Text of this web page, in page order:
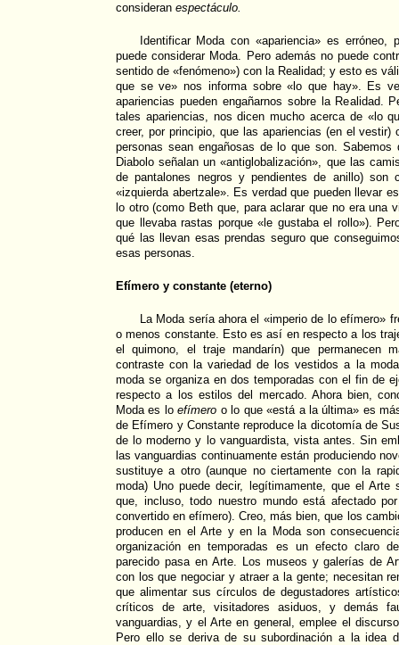
consideran espectáculo.
Identificar Moda con «apariencia» es erróneo,
puede considerar Moda. Pero además no puede
sentido de «fenómeno») con la Realidad; y esto es
que se ve» nos informa sobre «lo que hay». Es
apariencias pueden engañarnos sobre la Realidad.
tales apariencias, nos dicen mucho acerca de «lo
creer, por principio, que las apariencias (en el vestir)
personas sean engañosas de lo que son.
Diabolo señalan un «antiglobalización», que las
de pantalones negros y pendientes de anillo) son
«izquierda abertzale». Es verdad que pueden llevar
lo otro (como Beth que, para aclarar que no era una
que llevaba rastas porque «le gustaba el rollo»).
qué las llevan esas prendas seguro que
esas personas.
Efímero y constante (eterno)
La Moda sería ahora el «imperio de lo efímero»
o menos constante. Esto es así en respecto a los
el quimono, el traje mandarín) que permanecen
contraste con la variedad de los vestidos a la
moda se organiza en dos temporadas con el fin de
respecto a los estilos del mercado. Ahora bien,
Moda es loefímero o lo que «está a la última» es
de Efímero y Constante reproduce la dicotomía de
de lo moderno y lo vanguardista, vista antes. Sin
las vanguardias continuamente están produciendo
sustituye a otro (aunque no ciertamente con la
moda) Uno puede decir, legítimamente, que el
que, incluso, todo nuestro mundo está afectado
convertido en efímero). Creo, más bien, que los
producen en el Arte y en la Moda son
organización en temporadas es un efecto claro
parecido pasa en Arte. Los museos y galerías de
con los que negociar y atraer a la gente; necesitan
que alimentar sus círculos de degustadores
críticos de arte, visitadores asiduos, y demás
vanguardias, y el Arte en general, emplee el
Pero ello se deriva de su subordinación a la idea